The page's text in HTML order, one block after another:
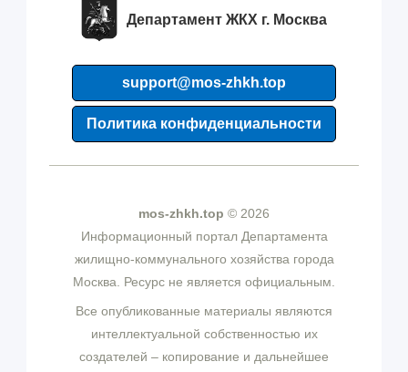
Департамент ЖКХ г. Москва
support@mos-zhkh.top
Политика конфиденциальности
mos-zhkh.top © 2026
Информационный портал Департамента
жилищно-коммунального хозяйства города
Москва. Ресурс не является официальным.
Все опубликованные материалы являются
интеллектуальной собственностью их
создателей – копирование и дальнейшее